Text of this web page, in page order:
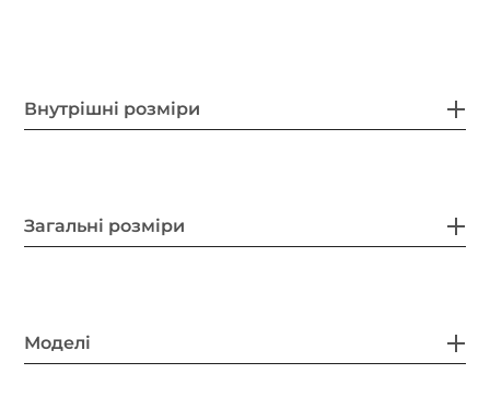
Внутрішні розміри
Загальні розміри
Моделі